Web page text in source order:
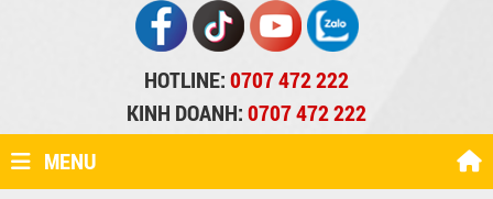
HOTLINE:0707 472 222
KINH DOANH:0707 472 222
MENU